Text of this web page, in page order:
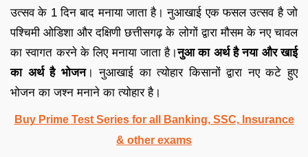
उत्सव के 1 दिन बाद मनाया जाता है। नुआखाई एक फसल उत्सव है जो
पश्चिमी ओडिशा और दक्षिणी छत्तीसगढ़ के लोगों द्वारा मौसम के नए चावल
का स्वागत करने के लिए मनाया जाता है।नुआ का अर्थ है नया और खाई
का अर्थ है भोजन। नुआखाई का त्योहार किसानों द्वारा नए कटे हुए
भोजन का जश्न मनाने का त्योहार है।
Buy Prime Test Series for all Banking, SSC, Insurance
& other exams